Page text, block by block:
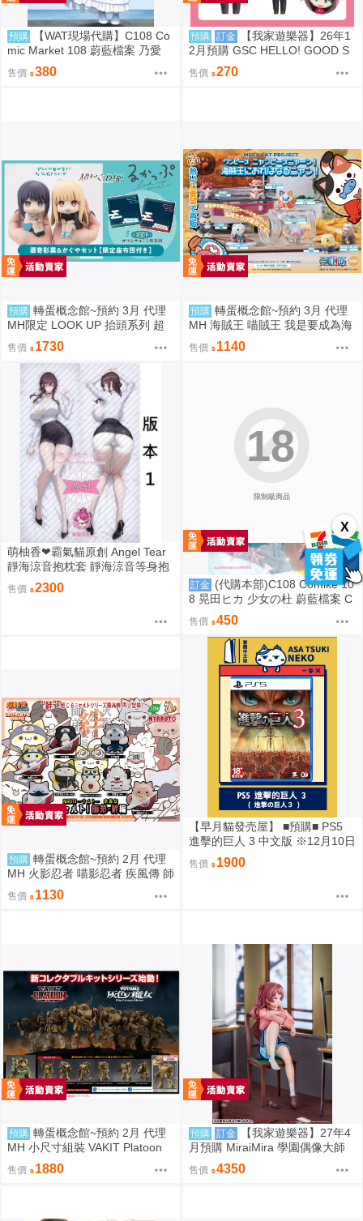
X
預購
【WAT現場代購】C108 Co
mic Market 108 蔚藍檔案 乃愛
拝啓 ノア旅日和
售價 380
預購 訂金
【我家遊樂器】26年1
2月預購 GSC HELLO! GOOD S
MILE Fate/stay night 遠坂凛
售價 270
預購 轉蛋概念館~預約 3月 代理
MH限定 LOOK UP 抬頭系列 超
時空輝耀姬 輝耀&酒寄彩葉 套組
附特典
售價 1730
預購 轉蛋概念館~預約 3月 代理
MH 海賊王 喵賊王 我是要成為海
賊王的喵! 中盒8入 再版 免訂金
售價 1140
萌柚香❤霸氣貓原創 Angel Tear
靜海涼音抱枕套 靜海涼音等身抱
枕套 靜海涼音枕頭套 靜海涼音枕
套 動漫等身抱枕套
售價 2300
限制級商品
18
訂金 (代購本部)C108 Comike 10
8 晃田ヒカ 少女の杜 蔚藍檔案 C
108數量限定新刊「ぬれすけHな
ブルアカ本サマーコレクション
(隨機簽名本)」8.16發售預定
售價 450
預購 轉蛋概念館~預約 2月 代理
MH 火影忍者 喵影忍者 疾風傳 師
弟・絆篇 中盒8入 再版 免訂金
售價 1130
【早月貓發売屋】 ■預購■ PS5
進擊的巨人 3 中文版 ※12月10日
發售預定※
售價 1900
預購 轉蛋概念館~預約 2月 代理
MH 小尺寸組裝 VAKIT Platoon
裝甲騎兵 灰色的魔女 中盒6入
售價 1880
預購 訂金
【我家遊樂器】27年4
月預購 MiraiMira 學園偶像大師
花海咲季 雨後鳶尾花 特訓前Ver
1/7完成品
售價 4350